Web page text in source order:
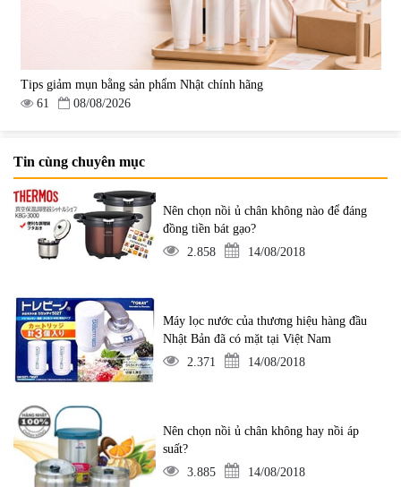
Tips giảm mụn bằng sản phẩm Nhật chính hãng
61
08/08/2026
Tin cùng chuyên mục
Nên chọn nồi ủ chân không nào để đáng
đồng tiền bát gạo?
2.858
14/08/2018
Máy lọc nước của thương hiệu hàng đầu
Nhật Bản đã có mặt tại Việt Nam
2.371
14/08/2018
Nên chọn nồi ủ chân không hay nồi áp
suất?
3.885
14/08/2018